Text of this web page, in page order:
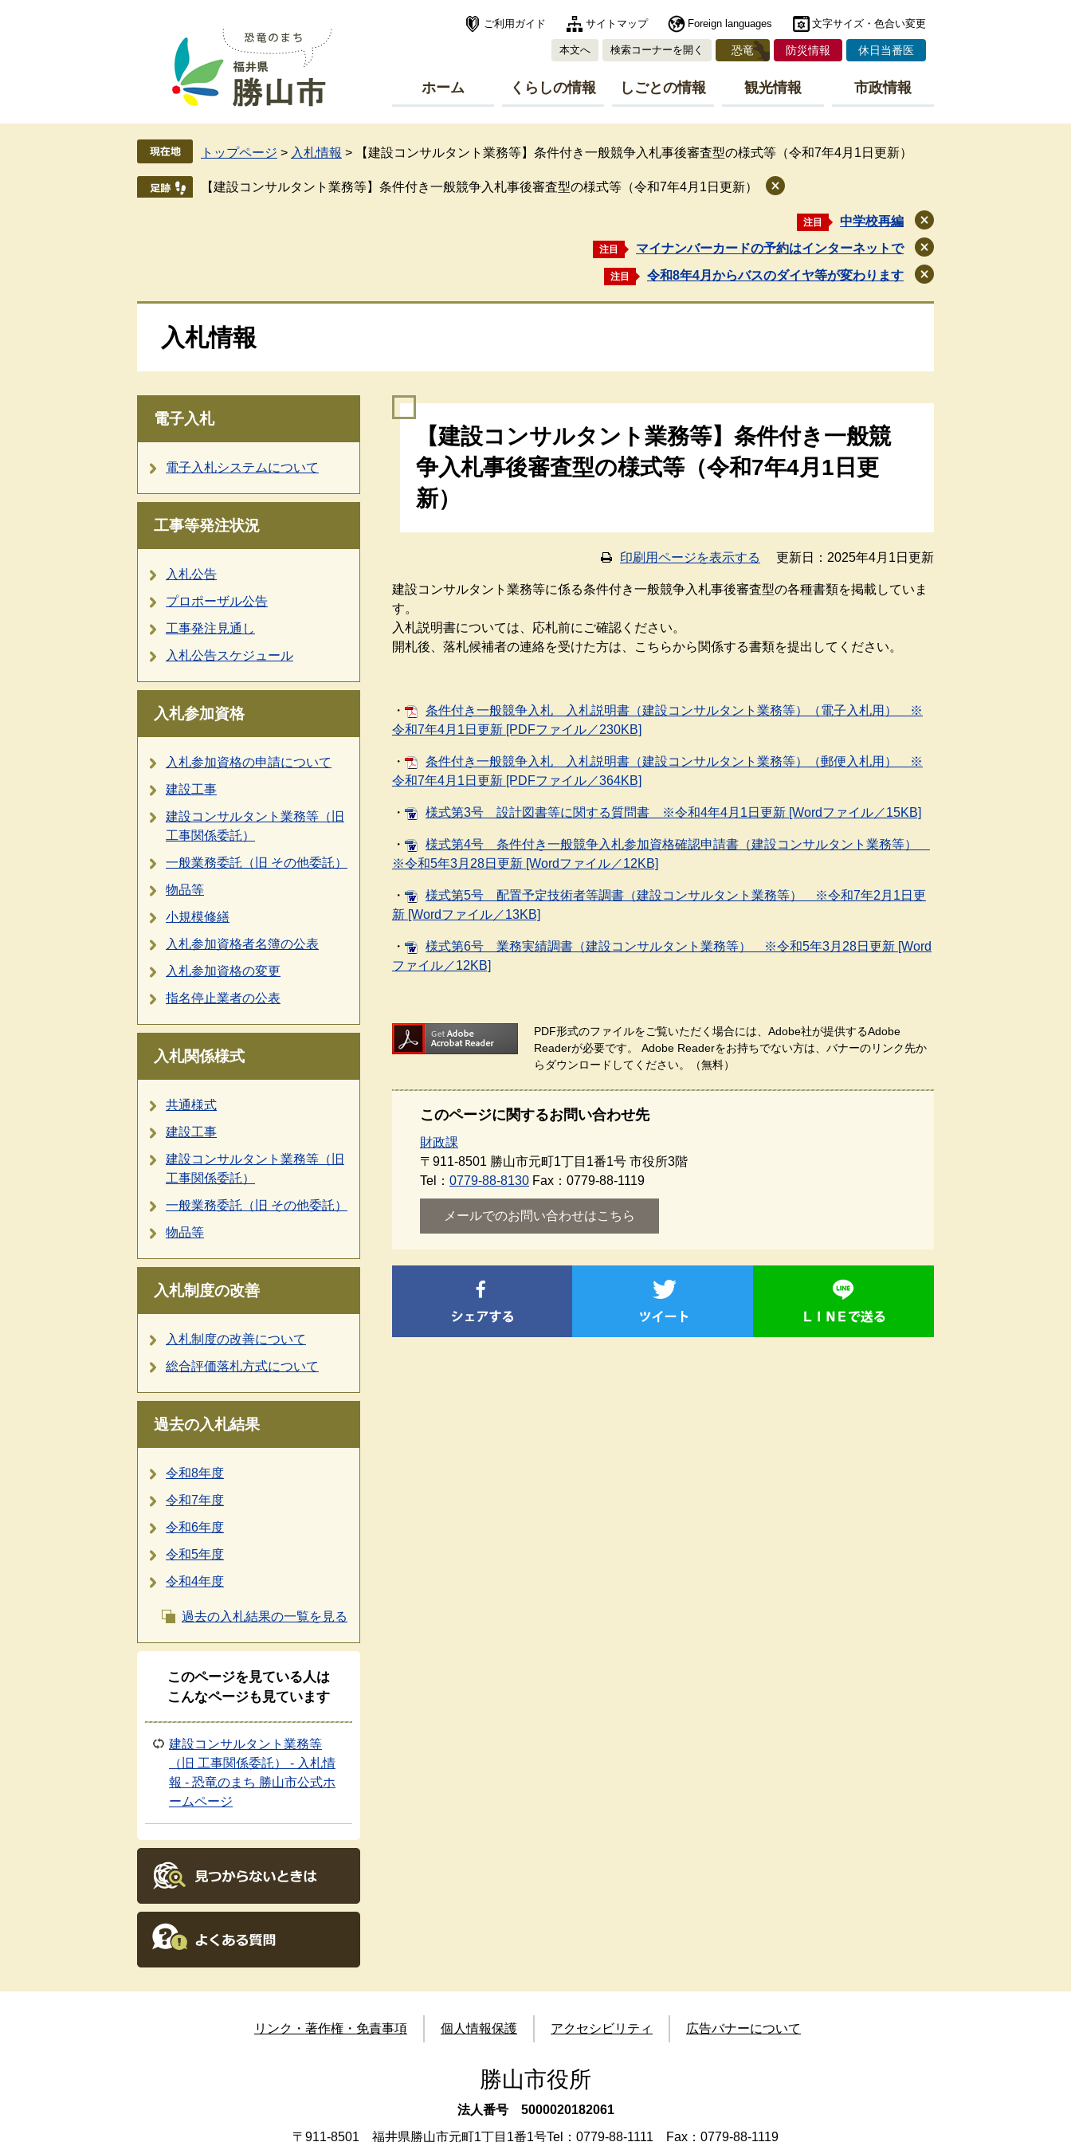
で
ば
ご利用ガイド サイトマップ Foreign languages 文字サイズ・色合い変更
本文へ 検索コーナーを開く 恐竜 防災情報 休日当番医
ホーム くらしの情報 しごとの情報 観光情報 市政情報
トップページ > 入札情報 > 【建設コンサルタント業務等】条件付き一般競争入札事後審査型の様式等（令和7年4月1日更新）
【建設コンサルタント業務等】条件付き一般競争入札事後審査型の様式等（令和7年4月1日更新）
注目 中学校再編
閉
じ
る
注目 マイナンバーカードの予約はインターネットで
閉
じ
る
注目 令和8年4月からバスのダイヤ等が変わります
閉
入札情報
電子入札
電子入札システムについて
工事等発注状況
入札公告
プロポーザル公告
工事発注見通し
入札公告スケジュール
入札参加資格
入札参加資格の申請について
建設工事
建設コンサルタント業務等（旧
工事関係委託）
一般業務委託（旧 その他委託）
物品等
小規模修繕
入札参加資格者名簿の公表
入札参加資格の変更
指名停止業者の公表
入札関係様式
共通様式
建設工事
建設コンサルタント業務等（旧
工事関係委託）
一般業務委託（旧 その他委託）
物品等
入札制度の改善
入札制度の改善について
総合評価落札方式について
過去の入札結果
令和8年度
令和7年度
令和6年度
令和5年度
令和4年度
過去の入札結果の一覧を見る
このページを見ている人は
こんなページも見ています
建設コンサルタント業務等
（旧 工事関係委託） - 入札情
報 - 恐竜のまち 勝山市公式ホ
ームページ
【建設コンサルタント業務等】条件付き一般競
争入札事後審査型の様式等（令和7年4月1日更
新）
印刷用ページを表示する 更新日：2025年4月1日更新
建設コンサルタント業務等に係る条件付き一般競争入札事後審査型の各種書類を掲載していま
す。
入札説明書については、応札前にご確認ください。
開札後、落札候補者の連絡を受けた方は、こちらから関係する書類を提出してください。
・
条件付き一般競争入札 入札説明書（建設コンサルタント業務等）（電子入札用） ※
令和7年4月1日更新 [PDFファイル／230KB]
・
条件付き一般競争入札 入札説明書（建設コンサルタント業務等）（郵便入札用） ※
令和7年4月1日更新 [PDFファイル／364KB]
・ 様式第3号 設計図書等に関する質問書 ※令和4年4月1日更新 [Wordファイル／15KB]
・
様式第4号 条件付き一般競争入札参加資格確認申請書（建設コンサルタント業務等）
※令和5年3月28日更新 [Wordファイル／12KB]
・
様式第5号 配置予定技術者等調書（建設コンサルタント業務等） ※令和7年2月1日更
新 [Wordファイル／13KB]
・
様式第6号 業務実績調書（建設コンサルタント業務等） ※令和5年3月28日更新 [Word
ファイル／12KB]
PDF形式のファイルをご覧いただく場合には、Adobe社が提供するAdobe
Readerが必要です。
Adobe Readerをお持ちでない方は、バナーのリンク先か
らダウンロードしてください。（無料）
このページに関するお問い合わせ先
財政課
〒911-8501 勝山市元町1丁目1番1号 市役所3階
Tel： 0779-88-8130 Fax：0779-88-1119
メールでのお問い合わせはこちら
リンク・著作権・免責事項 個人情報保護 アクセシビリティ 広告バナーについて
勝山市役所
法人番号 5000020182061
〒911-8501 福井県勝山市元町1丁目1番1号Tel： 0779-88-1111 Fax：0779-88-1119